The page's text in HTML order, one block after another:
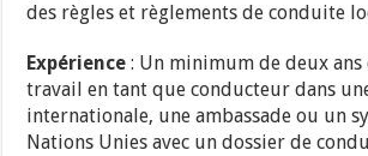
des règles et règlements de conduite
Expérience : Un minimum de deux ans
travail en tant que conducteur dans
internationale, une ambassade ou un
Nations Unies avec un dossier de